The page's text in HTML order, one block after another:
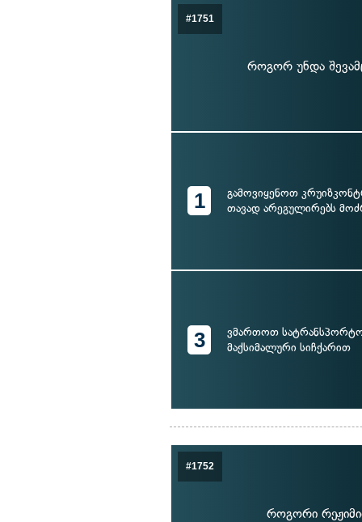
#1751
როგორ უნდა
1
გამოვიყენოთ
თავად არეგულირებს
3
ვმართოთ სატრანსპორტო
მაქსიმალური სიჩქარით
#1752
როგორი